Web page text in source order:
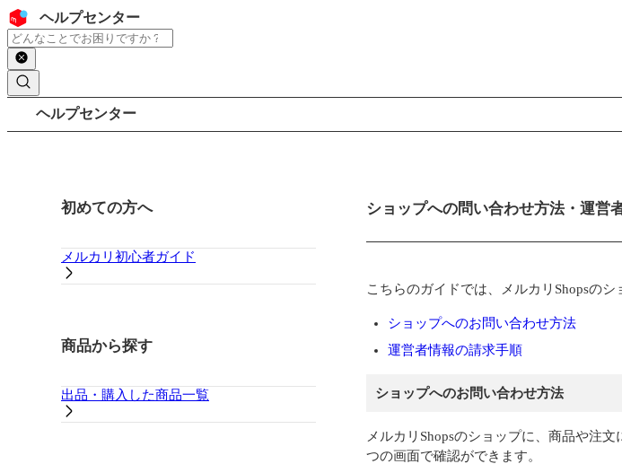
コンテンツにスキップ
ヘッダー
ヘルプセンター
検索
パンくずリスト
ヘルプセンター
サイドバー
初めての方へ
メルカリ初心者ガイド
商品から探す
出品・購入した商品一覧
メインコンテンツ
ショップへの問い合わせ方法・運営
こちらのガイドでは、メルカリShopsの
ショップへのお問い合わせ方法
運営者情報の請求手順
ショップへのお問い合わせ方法
メルカリShopsのショップに、商品や注
つの画面で確認ができます。